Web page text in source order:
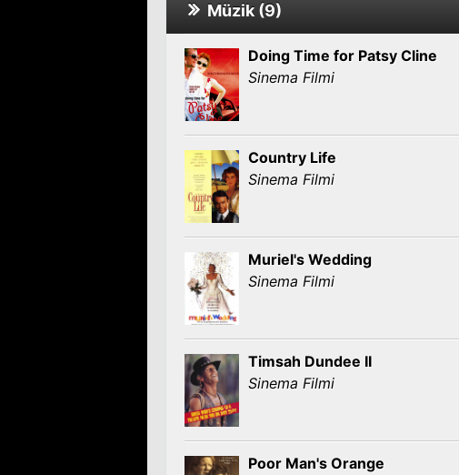
Müzik (9)
Doing Time for Patsy Cline
Sinema Filmi
Country Life
Sinema Filmi
Muriel's Wedding
Sinema Filmi
Timsah Dundee II
Sinema Filmi
Poor Man's Orange